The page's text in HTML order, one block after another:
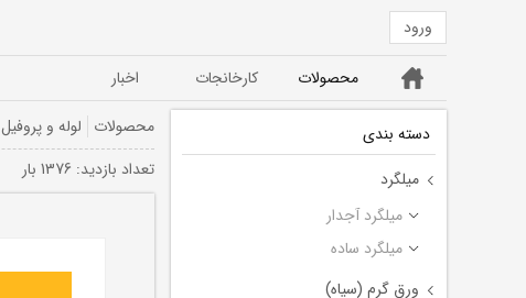
ورود
خانه محصولات کارخانجات اخبار
دسته بندی
میلگرد
میلگرد آجدار
میلگرد ساده
ورق گرم (سیاه)
محصولات لوله و پروفیل
تعداد بازديد: 1376 بار